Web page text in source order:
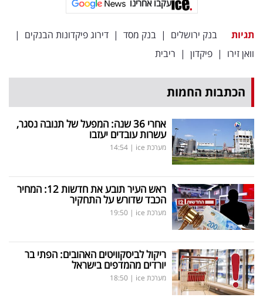
עקבו אחרינו
תגיות בנק ירושלים | בנק מסד | דירוג פיקדונות הבנקים |
וואן זירו | פיקדון | ריבית
הכתבות החמות
אחרי 36 שנה: המפעל של תנובה נסגר,
עשרות עובדים יעזבו
מערכת ice |
14:54
ראש העיר תובע את חדשות 12: המחיר
הכבד שדורש על התחקיר
מערכת ice |
19:50
ריקול לביסקוויטים האהובים: הפתי בר
יורדים מהמדפים בישראל
מערכת ice |
18:50